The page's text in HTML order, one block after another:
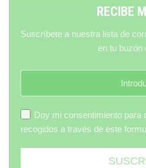
RECIBE
Suscríbete a nuestra lista de
en tu buzón
Doy mi consentimiento para
recogidos a través de este